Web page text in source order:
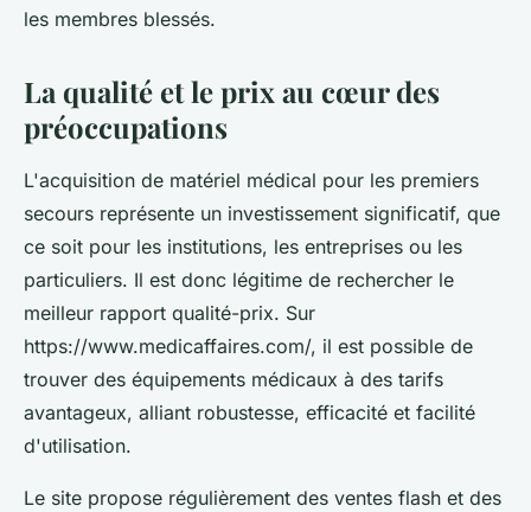
les membres blessés.
La qualité et le prix au cœur des
préoccupations
L'acquisition de matériel médical pour les premiers
secours représente un investissement significatif, que
ce soit pour les institutions, les entreprises ou les
particuliers. Il est donc légitime de rechercher le
meilleur rapport qualité-prix. Sur
https://www.medicaffaires.com/, il est possible de
trouver des équipements médicaux à des tarifs
avantageux, alliant robustesse, efficacité et facilité
d'utilisation.
Le site propose régulièrement des ventes flash et des